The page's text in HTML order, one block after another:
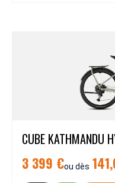
CUBE KATHMANDU
3 399 €ou dès